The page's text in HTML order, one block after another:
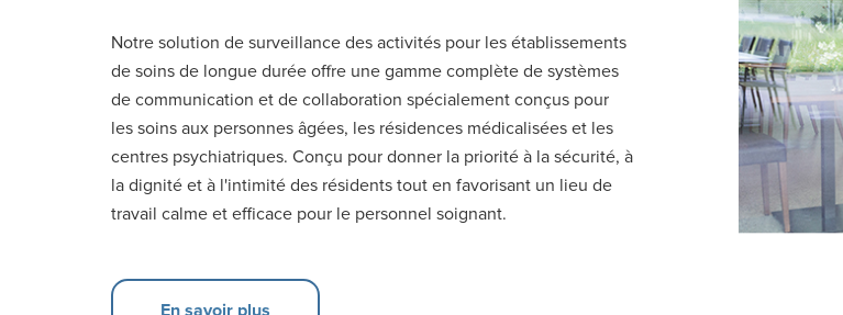
Notre solution de surveillance des activités pour les établissements
de soins de longue durée offre une gamme complète de systèmes
de communication et de collaboration spécialement conçus pour
les soins aux personnes âgées, les résidences médicalisées et les
centres psychiatriques. Conçu pour donner la priorité à la sécurité, à
la dignité et à l'intimité des résidents tout en favorisant un lieu de
travail calme et efficace pour le personnel soignant.
En savoir plus